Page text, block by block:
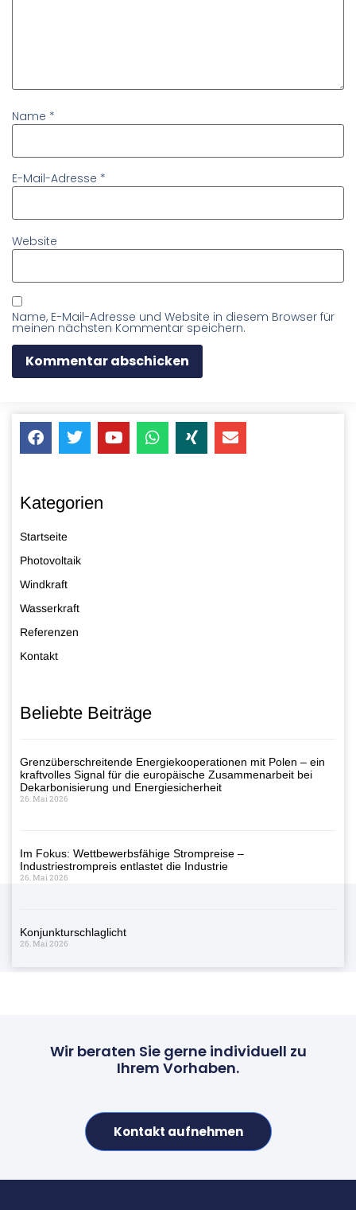
Name *
E-Mail-Adresse *
Website
Name, E-Mail-Adresse und Website in diesem Browser für
meinen nächsten Kommentar speichern.
Kategorien
Startseite
Photovoltaik
Windkraft
Wasserkraft
Referenzen
Kontakt
Beliebte Beiträge
Grenzüberschreitende Energiekooperationen mit Polen – ein
kraftvolles Signal für die europäische Zusammenarbeit bei
Dekarbonisierung und Energiesicherheit
26. Mai 2026
Im Fokus: Wettbewerbsfähige Strompreise –
Industriestrompreis entlastet die Industrie
26. Mai 2026
Konjunkturschlaglicht
26. Mai 2026
Wir beraten Sie gerne individuell zu
Ihrem Vorhaben.
Kontakt aufnehmen